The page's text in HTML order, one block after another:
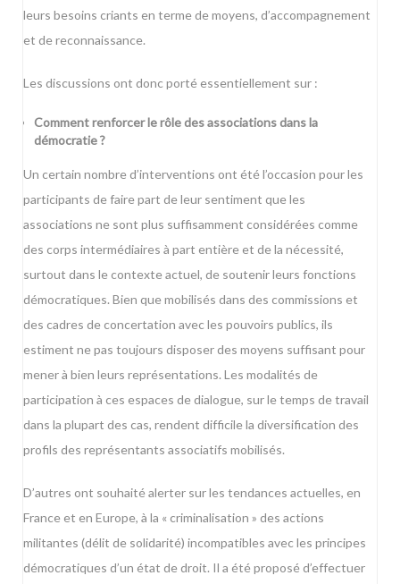
leurs besoins criants en terme de moyens, d’accompagnement
et de reconnaissance.
Les discussions ont donc porté essentiellement sur :
Comment renforcer le rôle des associations dans la
démocratie ?
Un certain nombre d’interventions ont été l’occasion pour les
participants de faire part de leur sentiment que les
associations ne sont plus suffisamment considérées comme
des corps intermédiaires à part entière et de la nécessité,
surtout dans le contexte actuel, de soutenir leurs fonctions
démocratiques. Bien que mobilisés dans des commissions et
des cadres de concertation avec les pouvoirs publics, ils
estiment ne pas toujours disposer des moyens suffisant pour
mener à bien leurs représentations. Les modalités de
participation à ces espaces de dialogue, sur le temps de travail
dans la plupart des cas, rendent difficile la diversification des
profils des représentants associatifs mobilisés.
D’autres ont souhaité alerter sur les tendances actuelles, en
France et en Europe, à la « criminalisation » des actions
militantes (délit de solidarité) incompatibles avec les principes
démocratiques d’un état de droit. Il a été proposé d’effectuer